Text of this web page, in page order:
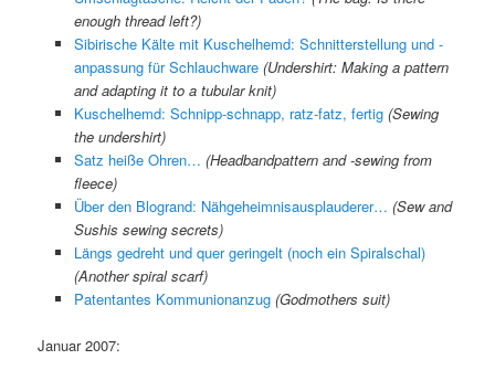
enough thread left?)
Sibirische Kälte mit Kuschelhemd: Schnitterstellung und -
anpassung für Schlauchware (Undershirt: Making a pattern
and adapting it to a tubular knit)
Kuschelhemd: Schnipp-schnapp, ratz-fatz, fertig (Sewing
the undershirt)
Satz heiße Ohren… (Headbandpattern and -sewing from
fleece)
Über den Blogrand: Nähgeheimnisausplauderer… (Sew and
Sushis sewing secrets)
Längs gedreht und quer geringelt (noch ein Spiralschal)
(Another spiral scarf)
Patentantes Kommunionanzug (Godmothers suit)
Januar 2007: